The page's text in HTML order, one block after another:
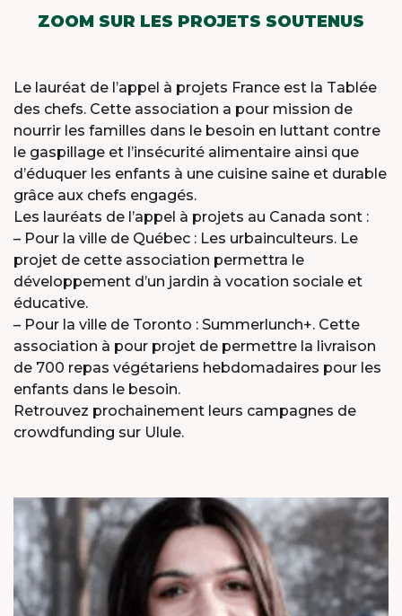
ZOOM SUR LES PROJETS SOUTENUS
Le lauréat de l’appel à projets France est la Tablée
des chefs. Cette association a pour mission de
nourrir les familles dans le besoin en luttant contre
le gaspillage et l’insécurité alimentaire ainsi que
d’éduquer les enfants à une cuisine saine et durable
grâce aux chefs engagés.
Les lauréats de l’appel à projets au Canada sont :
– Pour la ville de Québec : Les urbainculteurs. Le
projet de cette association permettra le
développement d’un jardin à vocation sociale et
éducative.
– Pour la ville de Toronto : Summerlunch+. Cette
association à pour projet de permettre la livraison
de 700 repas végétariens hebdomadaires pour les
enfants dans le besoin.
Retrouvez prochainement leurs campagnes de
crowdfunding sur Ulule.